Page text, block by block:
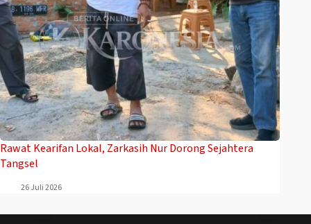
Rawat Kearifan Lokal, Zarkasih Nur Dorong Sejahtera
Tangsel
26 Juli 2026